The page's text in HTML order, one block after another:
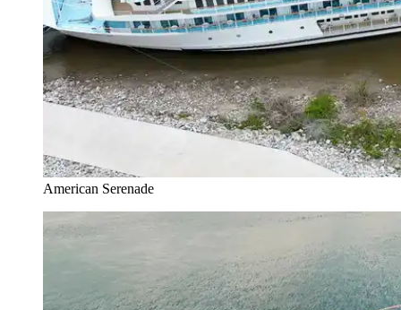
American Serenade